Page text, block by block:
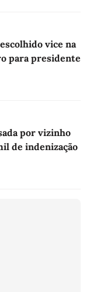
vice na
para presidente
por vizinho
de indenização